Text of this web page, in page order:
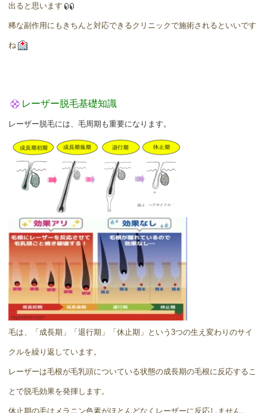
出ると思います
稀な副作用にもきちんと対応できるクリニックで施術されるといいです
ね
レーザー脱毛基礎知識
レーザー脱毛には、毛周期も重要になります。
毛は、「成長期」「退行期」「休止期」という3つの生え変わりのサイ
クルを繰り返しています。
レーザーは毛根が毛乳頭についている状態の成長期の毛根に反応するこ
とで脱毛効果を発揮します。
休止期の毛はメラニン色素がほとんどなくレーザーに反応しません。